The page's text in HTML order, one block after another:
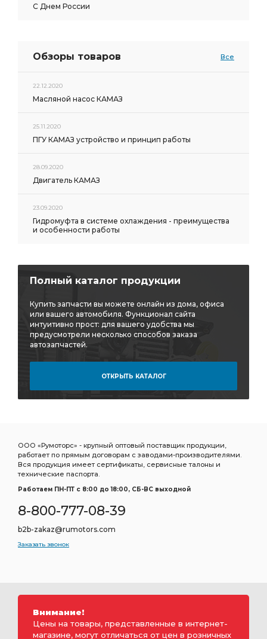
С Днем России
Обзоры товаров Все
22.12.2020
Масляной насос КАМАЗ
25.11.2020
ПГУ КАМАЗ устройство и принцип работы
28.09.2020
Двигатель КАМАЗ
23.09.2020
Гидромуфта в системе охлаждения - преимущества
и особенности работы
Полный каталог продукции
Купить запчасти вы можете онлайн из дома, офиса
или вашего автомобиля. Функционал сайта
интуитивно прост: для вашего удобства мы
предусмотрели несколько способов заказа
автозапчастей.
ОТКРЫТЬ КАТАЛОГ
ООО «Румоторс» - крупный оптовый поставщик продукции,
работает по прямым договорам с заводами-производителями.
Вся продукция имеет сертификаты, сервисные талоны и
технические паспорта.
Работаем ПН-ПТ c 8:00 до 18:00, СБ-ВС выходной
8-800-777-08-39
b2b-zakaz@rumotors.com
Заказать звонок
Внимание!
Цены на товары, представленные в интернет-
магазине, могут отличаться от цен в розничных